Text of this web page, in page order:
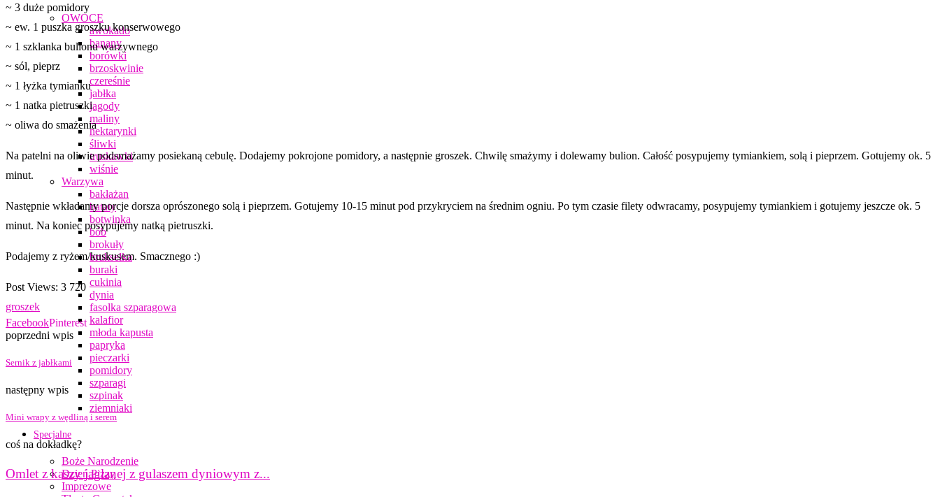
OWOCE
awokado
banany
borówki
brzoskwinie
czereśnie
jabłka
jagody
maliny
nektarynki
śliwki
truskawki
wiśnie
Warzywa
bakłażan
bataty
botwinka
bób
brokuły
brukselka
buraki
cukinia
dynia
fasolka szparagowa
kalafior
młoda kapusta
papryka
pieczarki
pomidory
szparagi
szpinak
ziemniaki
Specjalne
Boże Narodzenie
Dzień Pizzy
Imprezowe
~ 3 duże pomidory
~ ew. 1 puszka groszku konserwowego
~ 1 szklanka bulionu warzywnego
~ sól, pieprz
~ 1 łyżka tymianku
~ 1 natka pietruszki
~ oliwa do smażenia
Na patelni na oliwie podsmażamy posiekaną cebulę. Dodajemy pokrojone pomidory, a następnie groszek. Chwilę smażymy i dolewamy bulion. Całość posypujemy tymiankiem, solą i pieprzem. Gotujemy ok. 5
minut.
Następnie wkładamy porcje dorsza oprószonego solą i pieprzem. Gotujemy 10-15 minut pod przykryciem na średnim ogniu. Po tym czasie filety odwracamy, posypujemy tymiankiem i gotujemy jeszcze ok. 5
minut. Na koniec posypujemy natką pietruszki.
Podajemy z ryżem/kuskusem. Smacznego :)
Post Views: 3 720
groszek
FacebookPinterest
poprzedni wpis
Sernik z jabłkami
następny wpis
Mini wrapy z wędliną i serem
coś na dokładkę?
Omlet z kaszy jaglanej z gulaszem dyniowym z...